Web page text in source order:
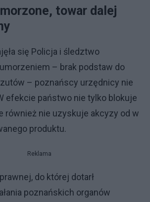
towar dalej
się Policja i śledztwo
– brak podstaw do
– poznańscy urzędnicy nie
efekcie państwo nie tylko blokuje
również nie uzyskuje akcyzy od w
produktu.
Reklama
do której dotarł
poznańskich organów